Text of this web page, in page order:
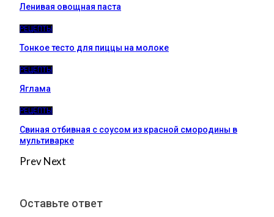
Ленивая овощная паста
РЕЦЕПТЫ
Тонкое тесто для пиццы на молоке
РЕЦЕПТЫ
Яглама
РЕЦЕПТЫ
Свиная отбивная с соусом из красной смородины в
мультиварке
PrevNext
Оставьте ответ